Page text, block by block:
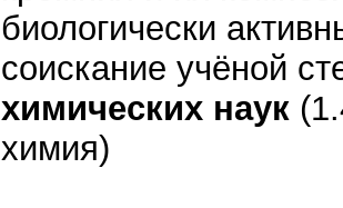
биологически
соискание учёной
химических наук
химия)